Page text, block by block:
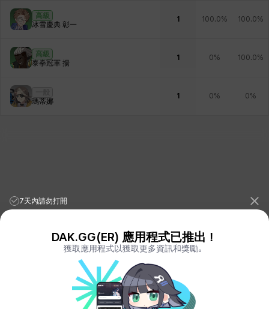
高級
冰雪慶典 彰一
1 100.0% 100.0%
高級
泰拳冠軍 揚
1 0% 100.0%
瑪蒂娜
1 0% 0%
League of Legends StatsPORO.GG
Teamfight Tactics Stats
LOLCHESS.GG
VALORANT.DAK.GG
PUBG.DAK.GG
Eternal Return StatsER.DAK.GG
7天內請勿打開
DAK.GG(ER) 應用程式已推出！
獲取應用程式以獲取更多資訊和獎勵。